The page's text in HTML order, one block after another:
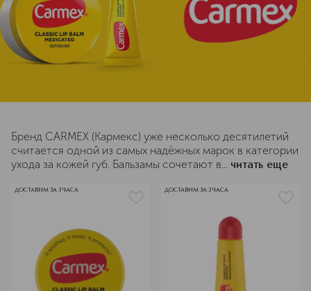
Бренд CARMEX (Кармекс) уже несколько десятилетий
считается одной из самых надёжных марок в категории
ухода за кожей губ. Бальзамы сочетают в... читать еще
ДОСТАВИМ ЗА 3 ЧАСА ДОСТАВИМ ЗА 3 ЧАСА